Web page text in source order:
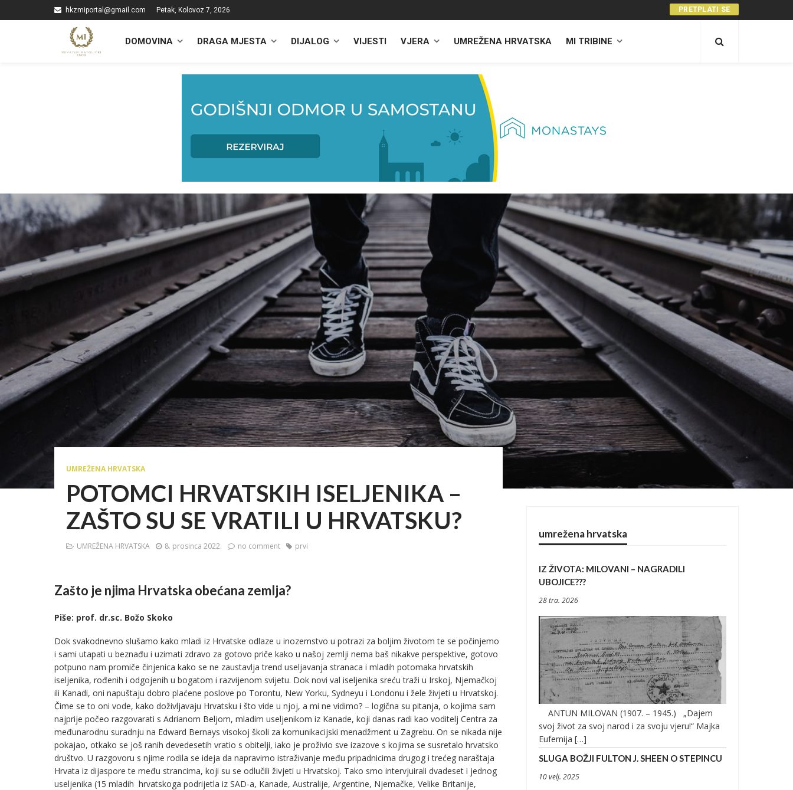
hkzmiportal@gmail.com Petak, Kolovoz 7, 2026 PRETPLATI SE
DOMOVINA DRAGA MJESTA DIJALOG VIJESTI VJERA UMREŽENA HRVATSKA MI TRIBINE
UMREŽENA HRVATSKA
POTOMCI HRVATSKIH ISELJENIKA –
ZAŠTO SU SE VRATILI U HRVATSKU?
UMREŽENA HRVATSKA 8. prosinca 2022. no comment prvi
Zašto je njima Hrvatska obećana zemlja?
Piše: prof. dr.sc. Božo Skoko
Dok svakodnevno slušamo kako mladi iz Hrvatske odlaze u inozemstvo u potrazi za boljim životom te se počinjemo
i sami utapati u beznađu i uzimati zdravo za gotovo priče kako u našoj zemlji nema baš nikakve perspektive, gotovo
potpuno nam promiče činjenica kako se ne zaustavlja trend useljavanja stranaca i mladih potomaka hrvatskih
iseljenika, rođenih i odgojenih u bogatom i razvijenom svijetu. Dok novi val iseljenika sreću traži u Irskoj, Njemačkoj
ili Kanadi, oni napuštaju dobro plaćene poslove po Torontu, New Yorku, Sydneyu i Londonu i žele živjeti u Hrvatskoj.
Čime se to oni vode, kako doživljavaju Hrvatsku i što vide u njoj, a mi ne vidimo? – logična su pitanja, o kojima sam
najprije počeo razgovarati s Adrianom Beljom, mladim useljenikom iz Kanade, koji danas radi kao voditelj Centra za
međunarodnu suradnju na Edward Bernays visokoj školi za komunikacijski menadžment u Zagrebu. On se nikada nije
pokajao, otkako se još ranih devedesetih vratio s obitelji, iako je proživio sve izazove s kojima se susretalo hrvatsko
društvo. U razgovoru s njime rodila se ideja da napravimo istraživanje među pripadnicima drugog i trećeg naraštaja
Hrvata iz dijaspore te među strancima, koji su se odlučili živjeti u Hrvatskoj. Tako smo intervjuirali dvadeset i jednog
useljenika (15 mladih hrvatskoga podrijetla iz SAD-a, Kanade, Australije, Argentine, Njemačke, Velike Britanije,
umrežena hrvatska
IZ ŽIVOTA: MILOVANI – NAGRADILI
UBOJICE???
28 tra. 2026
ANTUN MILOVAN (1907. – 1945.) „Dajem
svoj život za svoj narod i za svoju vjeru!“ Majka
Eufemija […]
SLUGA BOŽJI FULTON J. SHEEN O STEPINCU
10 velj. 2025